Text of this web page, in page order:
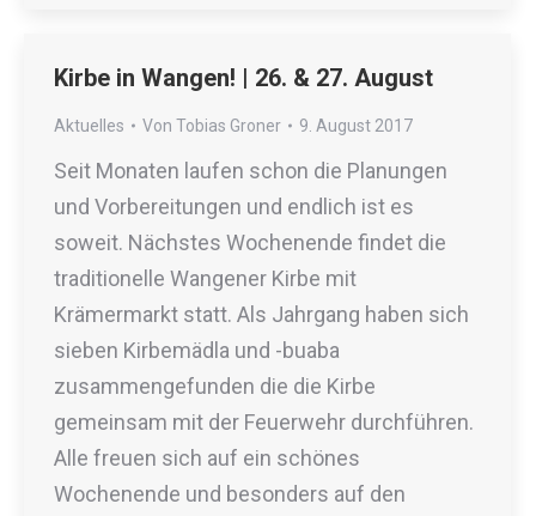
Kirbe in Wangen! | 26. & 27. August
Aktuelles Von Tobias Groner 9. August 2017
Seit Monaten laufen schon die Planungen
und Vorbereitungen und endlich ist es
soweit. Nächstes Wochenende findet die
traditionelle Wangener Kirbe mit
Krämermarkt statt. Als Jahrgang haben sich
sieben Kirbemädla und -buaba
zusammengefunden die die Kirbe
gemeinsam mit der Feuerwehr durchführen.
Alle freuen sich auf ein schönes
Wochenende und besonders auf den